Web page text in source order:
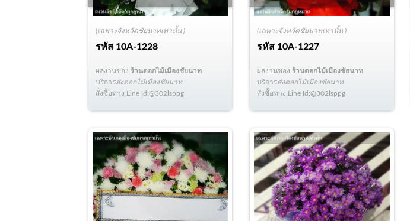
(เฉพาะจังหวัดชัยนาทเท่านั้น )
รหัส 10A-1228
ผลงานของ ร้านดอกไม้เมืองชัยนาท
บริการส่งดอกไม้เมืองชัยนาท
สั่งซื้อทาง Line Id:@302lsppg
(เฉพาะจังหวัดชัยนาทเท่านั้น )
รหัส 10A-1227
ผลงานของ ร้านดอกไม้เมืองชัยนาท
บริการส่งดอกไม้เมืองชัยนาท
สั่งซื้อทาง Line Id:@302lsppg